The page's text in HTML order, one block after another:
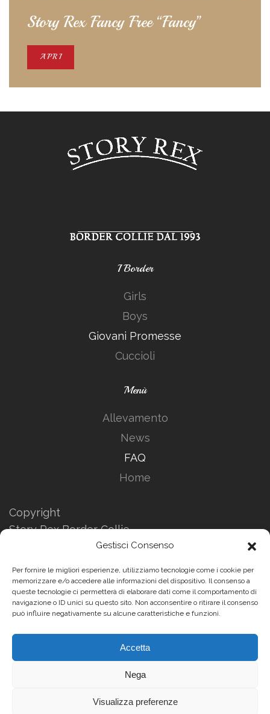
Gestisci Consenso
Per fornire le migliori esperienze, utilizziamo tecnologie come i cookie per
memorizzare e/o accedere alle informazioni del dispositivo. Il consenso a
queste tecnologie ci permetterà di elaborare dati come il comportamento di
navigazione o ID unici su questo sito. Non acconsentire o ritirare il consenso
può influire negativamente su alcune caratteristiche e funzioni.
Accetta
Nega
Visualizza preferenze
Story Rex Fancy Free “Fancy”
APRI
I Border
Girls
Boys
Giovani Promesse
Cuccioli
Menù
Allevamento
News
FAQ
Home
Copyright
Story Rex Border Collie
Informazioni Privacy
Website by
Enrico Pasi
Story Rex Border Collie - Tutti i diritti riservati - Vietata la
diffusione e/o riproduzione anche parziale dei contenuti
presenti su questo sito